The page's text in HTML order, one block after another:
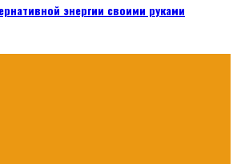
энергии своими руками